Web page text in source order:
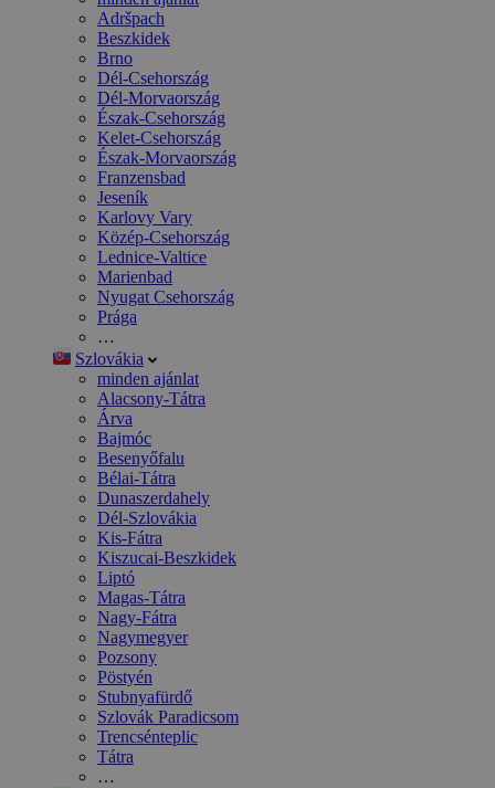
Adršpach
Beszkidek
Brno
Dél-Csehország
Dél-Morvaország
Észak-Csehország
Kelet-Csehország
Észak-Morvaország
Franzensbad
Jeseník
Karlovy Vary
Közép-Csehország
Lednice-Valtice
Marienbad
Nyugat Csehország
Prága
…
Szlovákia
minden ajánlat
Alacsony-Tátra
Árva
Bajmóc
Besenyőfalu
Bélai-Tátra
Dunaszerdahely
Dél-Szlovákia
Kis-Fátra
Kiszucai-Beszkidek
Liptó
Magas-Tátra
Nagy-Fátra
Nagymegyer
Pozsony
Pöstyén
Stubnyafürdő
Szlovák Paradicsom
Trencsénteplic
Tátra
…